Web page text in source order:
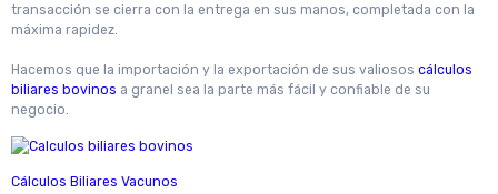
transacción se cierra con la entrega en sus manos, completada con la
máxima rapidez.
Hacemos que la importación y la exportación de sus valiosos cálculos
biliares bovinos a granel sea la parte más fácil y confiable de su
negocio.
Cálculos Biliares Vacunos